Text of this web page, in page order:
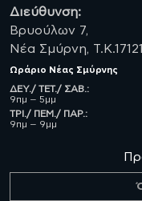
Διεύθυνση:
Βρυούλων 7,
Νέα Σμύρνη,
Ωράριο Νέας Σμύρνης
ΔΕΥ./ ΤΕΤ./ ΣΑΒ.:
9πμ – 5μμ
ΤΡΙ./ ΠΕΜ./ ΠΑΡ.:
9πμ – 9μμ